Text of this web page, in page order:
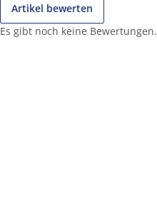
Artikel bewerten
Es gibt noch keine Bewertungen.